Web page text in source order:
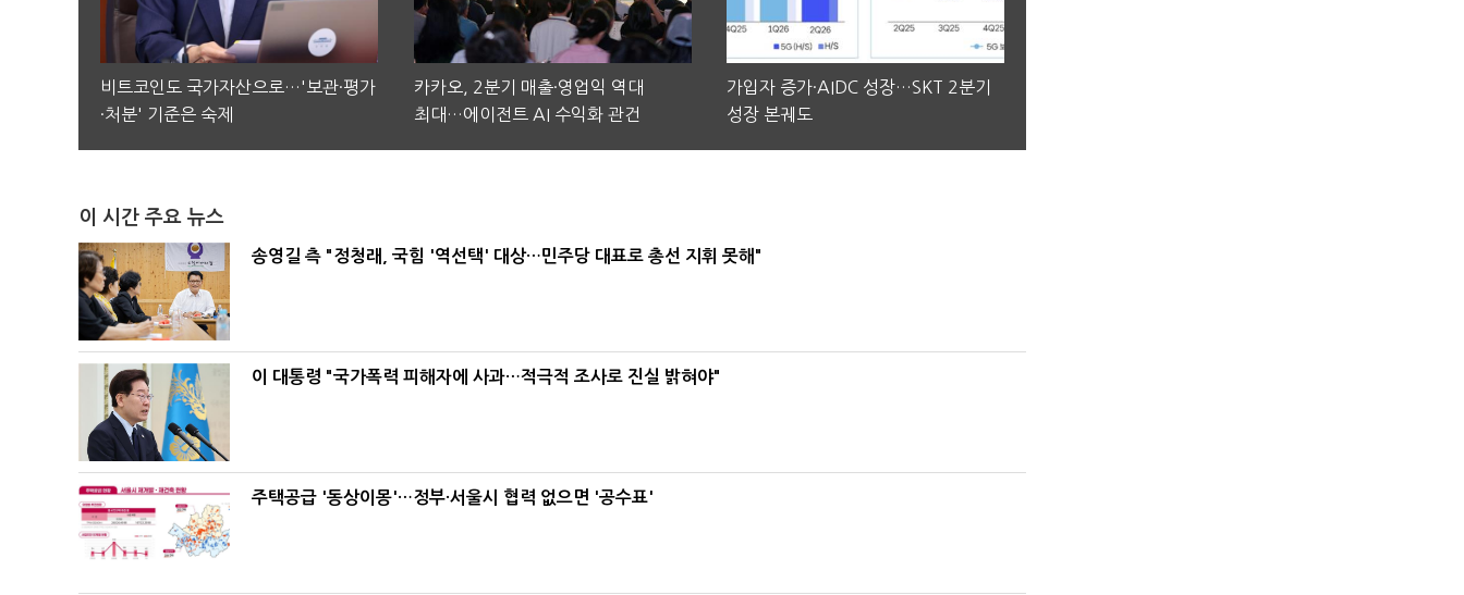
비트코인도 국가자산으로…'보관·평가
·처분' 기준은 숙제
카카오, 2분기 매출·영업익 역대
최대…에이전트 AI 수익화 관건
가입자 증가·AIDC 성장…SKT 2분기
성장 본궤도
이 시간 주요 뉴스
송영길 측 "정청래, 국힘 '역선택' 대상…민주당 대표로 총선 지휘 못해"
이 대통령 "국가폭력 피해자에 사과…적극적 조사로 진실 밝혀야"
주택공급 '동상이몽'…정부·서울시 협력 없으면 '공수표'